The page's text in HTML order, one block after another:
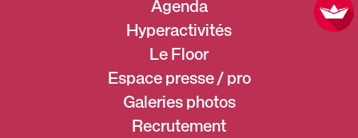
Agenda
Hyperactivités
Le Floor
Espace presse / pro
Galeries photos
Recrutement